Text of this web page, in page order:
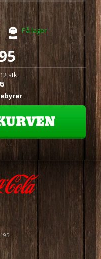
På lager
stk.